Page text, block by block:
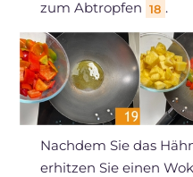
zum Abtropfen 18 .
Nachdem Sie das
erhitzen Sie einen